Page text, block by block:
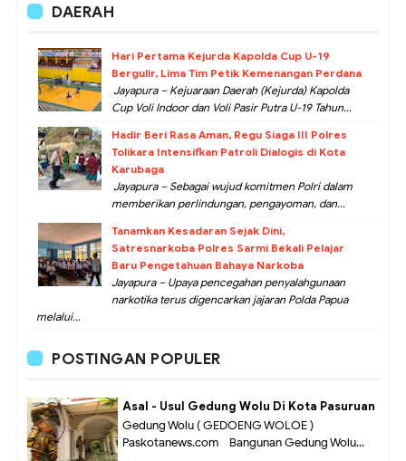
DAERAH
Hari Pertama Kejurda Kapolda Cup U-19
Bergulir, Lima Tim Petik Kemenangan Perdana
Jayapura – Kejuaraan Daerah (Kejurda) Kapolda
Cup Voli Indoor dan Voli Pasir Putra U-19 Tahun...
Hadir Beri Rasa Aman, Regu Siaga III Polres
Tolikara Intensifkan Patroli Dialogis di Kota
Karubaga
Jayapura – Sebagai wujud komitmen Polri dalam
memberikan perlindungan, pengayoman, dan...
Tanamkan Kesadaran Sejak Dini,
Satresnarkoba Polres Sarmi Bekali Pelajar
Baru Pengetahuan Bahaya Narkoba
Jayapura – Upaya pencegahan penyalahgunaan
narkotika terus digencarkan jajaran Polda Papua
melalui...
POSTINGAN POPULER
Asal - Usul Gedung Wolu Di Kota Pasuruan
Gedung Wolu ( GEDOENG WOLOE )
Paskotanews.com - Bangunan Gedung Wolu...